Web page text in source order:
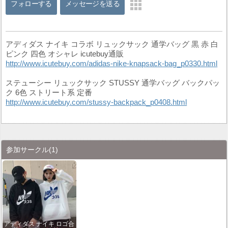
フォローする メッセージを送る
アディダス ナイキ コラボ リュックサック 通学バッグ 黒 赤 白
ピンク 四色 オシャレ icutebuy通販
http://www.icutebuy.com/adidas-nike-knapsack-bag_p0330.html
ステューシー リュックサック STUSSY 通学バッグ バックパッ
ク 6色 ストリート系 定番
http://www.icutebuy.com/stussy-backpack_p0408.html
参加サークル(1)
アディダス ナイキ ロゴ合